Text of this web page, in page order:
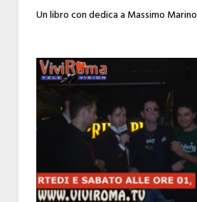
Un libro con dedica a Massimo Marino